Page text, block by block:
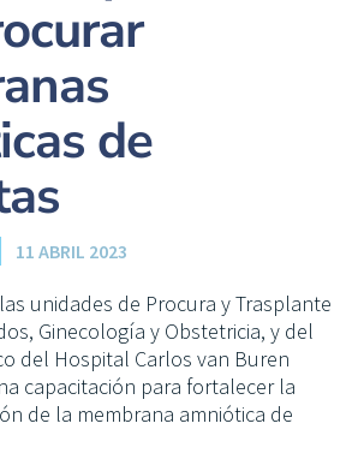
de
11 ABRIL 2023
unidades de Procura y Trasplante
Ginecología y Obstetricia, y del
del Hospital Carlos van Buren
capacitación para fortalecer la
de la membrana amniótica de